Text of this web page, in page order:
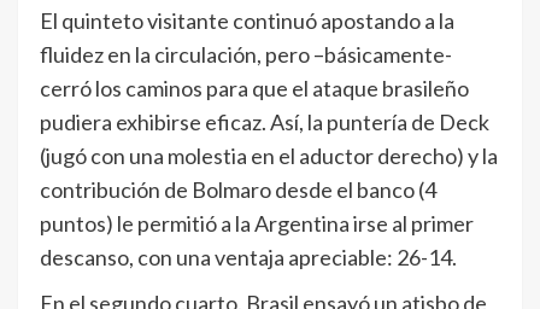
El quinteto visitante continuó apostando a la
fluidez en la circulación, pero –básicamente-
cerró los caminos para que el ataque brasileño
pudiera exhibirse eficaz. Así, la puntería de Deck
(jugó con una molestia en el aductor derecho) y la
contribución de Bolmaro desde el banco (4
puntos) le permitió a la Argentina irse al primer
descanso, con una ventaja apreciable: 26-14.
En el segundo cuarto, Brasil ensayó un atisbo de